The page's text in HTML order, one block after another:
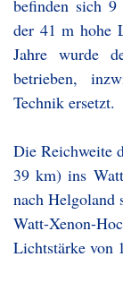
befinden sich
der 41 m hohe
Jahre wurde
betrieben,
Technik ersetzt.
Die Reichweite
39 km) ins
nach Helgoland
Watt-Xenon-
Lichtstärke von